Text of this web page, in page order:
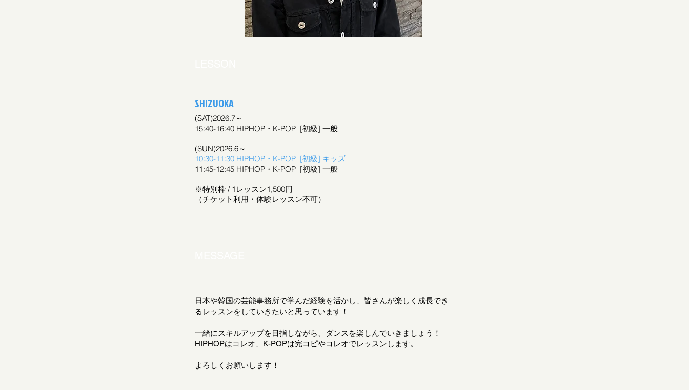
SHIZUOKA
(SAT)2026.7～
15:40-16:40 HIPHOP・K-POP [初級] 一般
(SUN)2026.6～
10:30-11:30 HIPHOP・K-POP [初級] キッズ
11:45-12:45 HIPHOP・K-POP [初級] 一般
​※特別枠 / 1レッスン1,500円
（チケット利用・ 体験レッスン不可）
日本や韓国の芸能事務所で学んだ経験を活かし、皆さんが楽しく成長でき
るレッスンをしていきたいと思っています！
一緒にスキルアップを目指しながら、ダンスを楽しんでいきましょう！
HIPHOPはコレオ、K-POPは完コピやコレオでレッスンします。
よろしくお願いします！